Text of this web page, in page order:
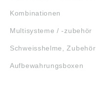
Kombinationen
Multisysteme / -zubehör
Schweisshelme, Zubehör
Aufbewahrungsboxen